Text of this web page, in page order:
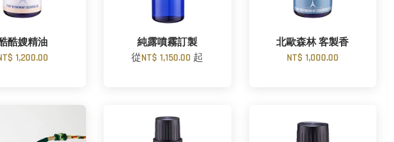
酷嫂精油
1,200.00
純露噴霧訂製
從NT$ 1,150.00 起
北歐森林 客製香
NT$ 1,000.00